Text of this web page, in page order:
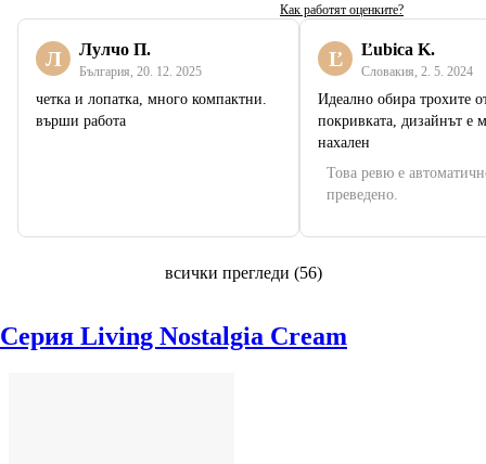
Как работят оценките?
Л Лулчо П.
България 20. 12. 2025
четка и лопатка, много компактни.
върши работа
Ľ Ľubica K.
Словакия 2. 5. 2024
Идеално обира трохите
покривката, дизайнът е
нахален
Това ревю е
преведено.
всички прегледи (56)
Серия Living Nostalgia Cream